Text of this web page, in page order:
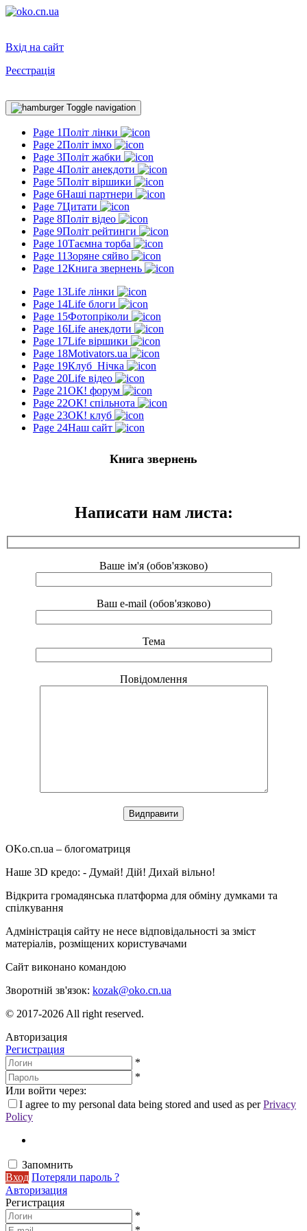
Вхід на сайт
Реєстрація
Toggle navigation
Page 1Політ лінки
Page 2Політ імхо
Page 3Політ жабки
Page 4Політ анекдоти
Page 5Політ віршики
Page 6Наші партнери
Page 7Цитати
Page 8Політ відео
Page 9Політ рейтинги
Page 10Таємна торба
Page 11Зоряне сяйво
Page 12Книга звернень
Page 13Life лінки
Page 14Life блоги
Page 15Фотопріколи
Page 16Life анекдоти
Page 17Life віршики
Page 18Motivators.ua
Page 19Клуб_Нічка
Page 20Life відео
Page 21ОК! форум
Page 22ОК! спільнота
Page 23ОК! клуб
Page 24Наш сайт
Книга звернень
Написати нам листа:
Ваше ім'я (обов'язково)
Ваш e-mail (обов'язково)
Тема
Повідомлення
OKo.cn.ua – блогоматриця
Наше 3D кредо: - Думай! Дій! Дихай вільно!
Відкрита громадянська платформа для обміну думками та
спілкування
Адміністрація сайту не несе відповідальності за зміст
матеріалів, розміщених користувачами
Сайт виконано командою
Зворотній зв'язок: kozak@oko.cn.ua
© 2017-2026 All right reserved.
Авторизация
Регистрация
*
*
Или войти через:
I agree to my personal data being stored and used as perPrivacy
Policy
Запомнить
Вход Потеряли пароль ?
Авторизация
Регистрация
*